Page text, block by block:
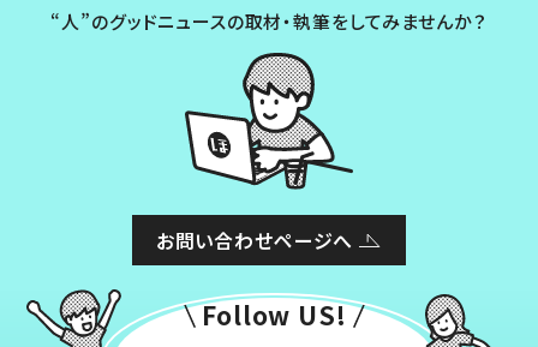
“人”のグッドニュースの取材・執筆をしてみませんか？
お問い合わせページへ
Follow US!